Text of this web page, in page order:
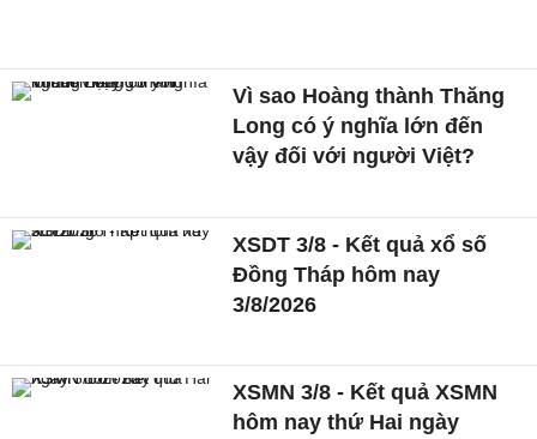
Vì sao Hoàng thành Thăng
Long có ý nghĩa lớn đến
vậy đối với người Việt?
XSDT 3/8 - Kết quả xổ số
Đồng Tháp hôm nay
3/8/2026
XSMN 3/8 - Kết quả XSMN
hôm nay thứ Hai ngày